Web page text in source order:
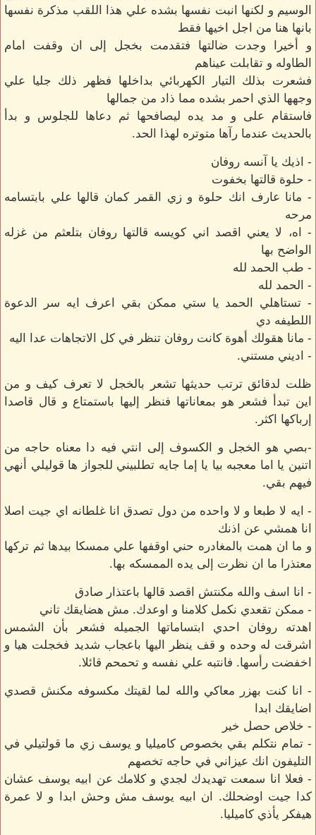
الوسيم و لكنها انبت نفسها بشده علي هذا اللقب مذكرة نفسها
بانها هنا من اجل اخيها فقط
و أخيرا وجدت ضالتها فتقدمت بخجل إلى ان وقفت امام
الطاوله و تقابلت عيناهم
فشعرت بذلك التيار الكهربائي بداخلها فظهر ذلك جليا علي
وجهها الذي احمر بشده مما ذاد من جمالها
فاستقام على و مد يده ليصافحها ثم دعاها للجلوس و بدأ
بالحديث عندما رآها متوتره لهذا الحد.
- اذيك يا آنسه روفان
- حلوة قالتها بخفوت
- مانا عارف انك حلوة و زي القمر كمان قالها علي بابتسامه
مرحه
- اه، لا يعني اقصد اني كويسه قالتها روفان بتلعثم من غزله
الواضح بها
- طب الحمد لله
- الحمد لله
- تستاهلي الحمد يا ستي ممكن بقي اعرف ايه سر الدعوة
اللطيفه دي
- مانا هقولك أهوة كانت روفان تنظر في كل الاتجاهات عدا اليه
- اديني مستني.
ظلت لدقائق ترتب حديثها تشعر بالخجل لا تعرف كيف و من
اين تبدأ فشعر هو بمعاناتها فنظر إليها باستمتاع و قال قاصدا
إرباكها اكثر.
-بصي هو الخجل و الكسوف إلى انتي فيه دا معناه حاجه من
اتنين يا اما معجبه بيا يا إما جايه تطلبيني للجواز ها قوليلي أنهي
فيهم بقي.
- ايه لا طبعا و لا واحده من دول تصدق انا غلطانه اي جيت اصلا
انا همشي عن اذنك
و ما ان همت بالمغادره حني اوقفها علي ممسكا بيدها ثم تركها
معتذرا ما ان نظرت إلى يده الممسكه بها.
- انا اسف والله مكنتش اقصد قالها باعتذار صادق
- ممكن تقعدي نكمل كلامنا و اوعدك. مش هضايقك تاني
اهدته روفان احدي ابتساماتها الجميله فشعر بأن الشمس
اشرقت له وحده و قف ينظر اليها باعجاب شديد فخجلت هيا و
اخفضت رأسها. فانتبه علي نفسه و تحمحم قائلا.
- انا كنت بهزر معاكي والله لما لقيتك مكسوفه مكنش قصدي
اضايقك ابدا
- خلاص حصل خير
- تمام نتكلم بقي بخصوص كاميليا و يوسف زي ما قولتيلي في
التليفون انك عيزاني في حاجه تخصهم
- فعلا انا سمعت تهديدك لجدي و كلامك عن ابيه يوسف عشان
كدا جيت اوضحلك. ان ابيه يوسف مش وحش ابدا و لا عمرة
هيفكر يأذي كاميليا.